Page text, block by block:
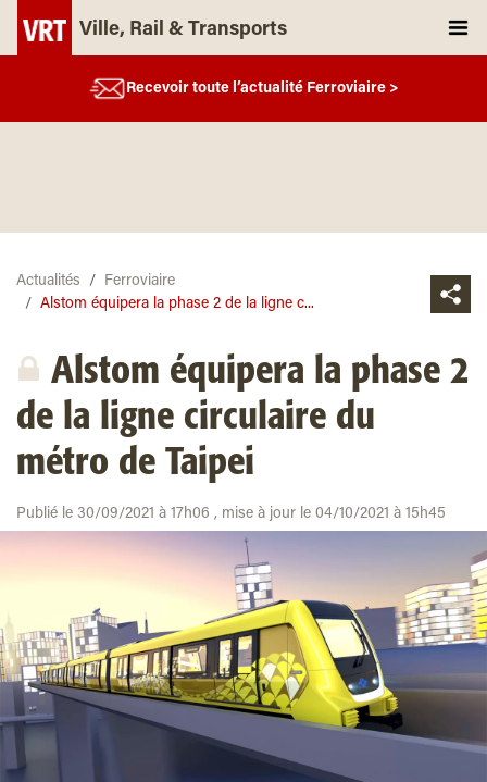
Ville, Rail & Transports
Recevoir toute l’actualité Ferroviaire >
Actualités
Ferroviaire
Alstom équipera la phase 2 de la ligne c...
Alstom équipera la phase 2
de la ligne circulaire du
métro de Taipei
Publié le 30/09/2021 à 17h06 , mise à jour le 04/10/2021 à 15h45